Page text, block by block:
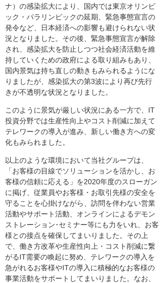
ナ）の感染拡大により、国内では東京オリンピ
ック・パラリンピックの延期、緊急事態宣言の
発令など、日本経済への影響も避けられない状
況となりました。その後、緊急事態宣言が解除
され、感染拡大を防止しつつ社会経済活動を維
持していくための政府による取り組みもあり、
国内景気は持ち直しの動きもみられるようにな
りましたが、感染拡大の第3波により再び先行
きが不透明な状況となりました。
このように景気が厳しい状況にある一方で、IT
投資分野では生産性向上やコスト削減に加えて
テレワークの導入が進み、新しい働き方への変
化もみられました。
以上のような環境において当社グループは、
「お客様の目線でソリューションを活かし、お
客様の信頼に応える」を2020年度のスローガン
に掲げ、従業員やお客様・お取引先様の安全を
守ることを心掛けながら、訪問を伴わない営業
活動やサポート活動、オンラインによるデモン
ストレーション･セミナー等にも力をいれ、お客
様との接点を確保してまいりました。その上
で、働き方改革や生産性向上・コスト削減に繋
がるIT需要の喚起に努め、テレワークの導入を
急がれるお客様やITの導入に積極的なお客様の
事業活動をサポートしてまいりました。なお、